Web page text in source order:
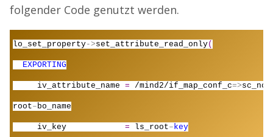
folgender Code genutzt werden.
lo_set_property->set_attribute_read_only(
EXPORTING
iv_attribute_name = /mind2/if_map_conf_c=>
root–bo_name
iv_key = ls_root–key